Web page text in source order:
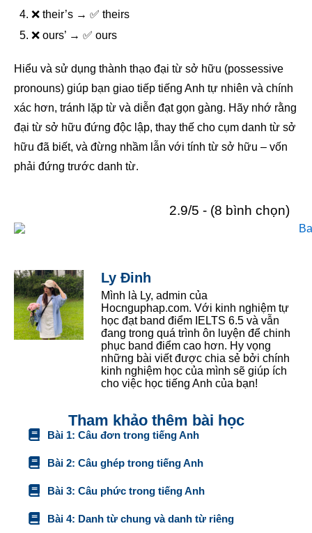
❌ their’s → ✅ theirs
❌ ours’ → ✅ ours
Hiểu và sử dụng thành thạo đại từ sở hữu (possessive
pronouns) giúp bạn giao tiếp tiếng Anh tự nhiên và chính
xác hơn, tránh lặp từ và diễn đạt gọn gàng. Hãy nhớ rằng
đại từ sở hữu đứng độc lập, thay thế cho cụm danh từ sở
hữu đã biết, và đừng nhầm lẫn với tính từ sở hữu – vốn
phải đứng trước danh từ.
2.9/5 - (8 bình chọn)
Ly Đinh
Mình là Ly, admin của
Hocnguphap.com. Với kinh nghiệm tự
học đạt band điểm IELTS 6.5 và vẫn
đang trong quá trình ôn luyện để chinh
phục band điểm cao hơn. Hy vọng
những bài viết được chia sẻ bởi chính
kinh nghiệm học của mình sẽ giúp ích
cho việc học tiếng Anh của bạn!
Tham khảo thêm bài học
Bài 1: Câu đơn trong tiếng Anh
Bài 2: Câu ghép trong tiếng Anh
Bài 3: Câu phức trong tiếng Anh
Bài 4: Danh từ chung và danh từ riêng